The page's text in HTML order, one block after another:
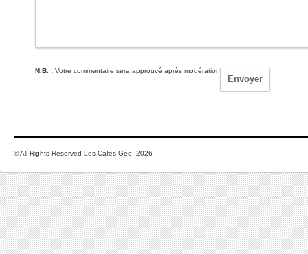
N.B. : Votre commentaire sera approuvé après modération
© All Rights Reserved Les Cafés Géo 2026